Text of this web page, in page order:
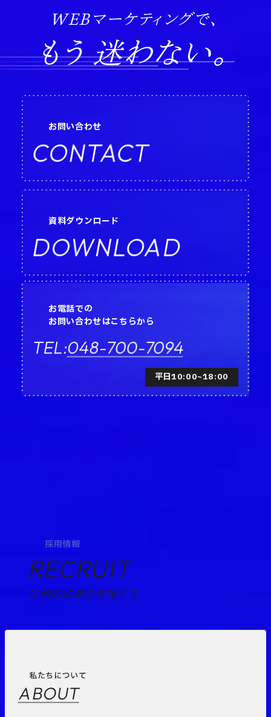
WEBマーケティングで、
もう 迷わない。
お問い合わせ
CONTACT
資料ダウンロード
DOWNLOAD
お電話での
お問い合わせはこちらから
TEL:048-700-7094
平日10:00~18:00
採用情報
RECRUIT
圧倒的成果を実現する
“プロフェッショナル”として。
私たちについて
ABOUT